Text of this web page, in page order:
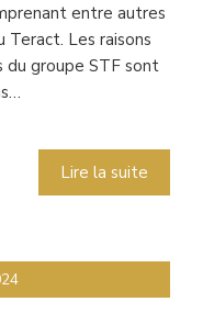
entre autres
Teract. Les raisons
du groupe STF sont
Lire la suite